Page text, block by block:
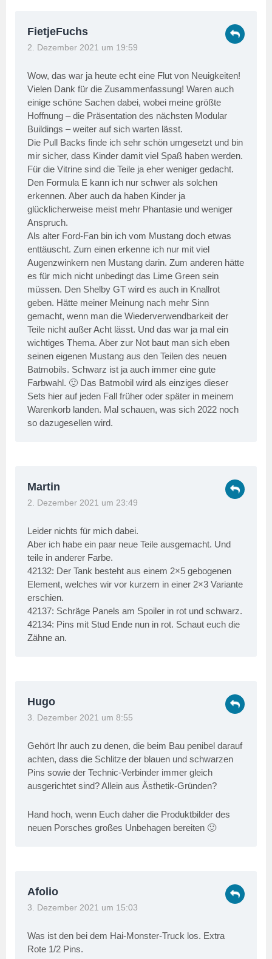
FietjeFuchs
2. Dezember 2021 um 19:59
Wow, das war ja heute echt eine Flut von Neuigkeiten!
Vielen Dank für die Zusammenfassung! Waren auch
einige schöne Sachen dabei, wobei meine größte
Hoffnung – die Präsentation des nächsten Modular
Buildings – weiter auf sich warten lässt.
Die Pull Backs finde ich sehr schön umgesetzt und bin
mir sicher, dass Kinder damit viel Spaß haben werden.
Für die Vitrine sind die Teile ja eher weniger gedacht.
Den Formula E kann ich nur schwer als solchen
erkennen. Aber auch da haben Kinder ja
glücklicherweise meist mehr Phantasie und weniger
Anspruch.
Als alter Ford-Fan bin ich vom Mustang doch etwas
enttäuscht. Zum einen erkenne ich nur mit viel
Augenzwinkern nen Mustang darin. Zum anderen hätte
es für mich nicht unbedingt das Lime Green sein
müssen. Den Shelby GT wird es auch in Knallrot
geben. Hätte meiner Meinung nach mehr Sinn
gemacht, wenn man die Wiederverwendbarkeit der
Teile nicht außer Acht lässt. Und das war ja mal ein
wichtiges Thema. Aber zur Not baut man sich eben
seinen eigenen Mustang aus den Teilen des neuen
Batmobils. Schwarz ist ja auch immer eine gute
Farbwahl. 🙂 Das Batmobil wird als einziges dieser
Sets hier auf jeden Fall früher oder später in meinem
Warenkorb landen. Mal schauen, was sich 2022 noch
so dazugesellen wird.
Martin
2. Dezember 2021 um 23:49
Leider nichts für mich dabei.
Aber ich habe ein paar neue Teile ausgemacht. Und
teile in anderer Farbe.
42132: Der Tank besteht aus einem 2×5 gebogenen
Element, welches wir vor kurzem in einer 2×3 Variante
erschien.
42137: Schräge Panels am Spoiler in rot und schwarz.
42134: Pins mit Stud Ende nun in rot. Schaut euch die
Zähne an.
Hugo
3. Dezember 2021 um 8:55
Gehört Ihr auch zu denen, die beim Bau penibel darauf
achten, dass die Schlitze der blauen und schwarzen
Pins sowie der Technic-Verbinder immer gleich
ausgerichtet sind? Allein aus Ästhetik-Gründen?
Hand hoch, wenn Euch daher die Produktbilder des
neuen Porsches großes Unbehagen bereiten 🙂
Afolio
3. Dezember 2021 um 15:03
Was ist den bei dem Hai-Monster-Truck los. Extra
Rote 1/2 Pins.